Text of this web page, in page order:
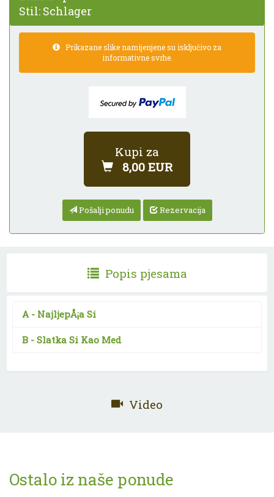
Stil: Schlager
Prikazane slike namijenjene su isključivo za
informativne svrhe.
Kupi za
8,00 EUR
Pošalji ponudu Rezervacija
Popis pjesama
A - NajljepÅ¡a Si
B - Slatka Si Kao Med
Video
Ostalo iz naše ponude